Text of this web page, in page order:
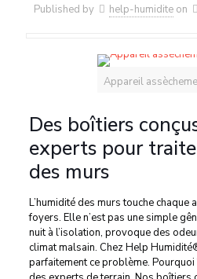
Published by help-humidite on
Appareil
Des boîtiers
experts pour
des murs
L’humidité des murs touche chaque
foyers. Elle n’est pas une simple
nuit à l’isolation, provoque des
climat malsain. Chez Help
parfaitement ce problème. Pourquoi